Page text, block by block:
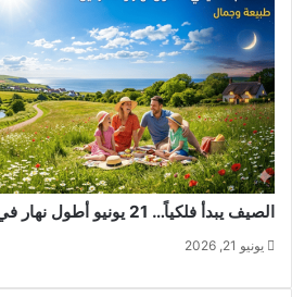
الصيف يبدأ فلكياً… 21 يونيو أطول نهار في السنة
يونيو 21, 2026